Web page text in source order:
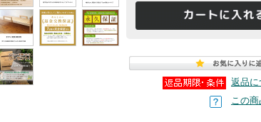
返品に
この